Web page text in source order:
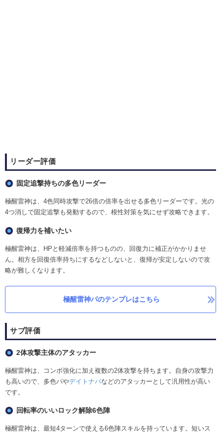
リーダー評価
固定追撃持ちの多色リーダー
極醒雷神は、4色同時攻撃で26倍の倍率を出せる多色リーダーです。光の
4つ消しで固定追撃も発動するので、根性対策を気にせず攻略できます。
復帰力を補いたい
極醒雷神は、HPと軽減倍率を持つものの、回復力に補正がかかりませ
ん。相方を回復倍率持ちにするなどしないと、復帰が安定しないので攻
略が難しくなります。
極醒雷神パのテンプレはこちら
サブ評価
2体攻撃主体のアタッカー
極醒雷神は、コンボ強化に加え複数の2体攻撃を持ちます。自身の攻撃力
も高いので、多色パやデイトナパなどのアタッカーとして汎用性が高い
です。
回転率のいいロック解除6色陣
極醒雷神は、最短4ターンで使える6色陣スキルを持っています。短いス